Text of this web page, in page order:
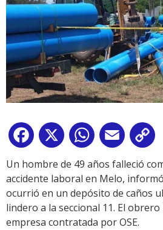
Facebook
X WhatsApp
Email
Un hombre de 49 años falleció
accidente laboral en Melo,
ocurrió en un depósito de caños
lindero a la seccional 11. El
empresa contratada por OSE.